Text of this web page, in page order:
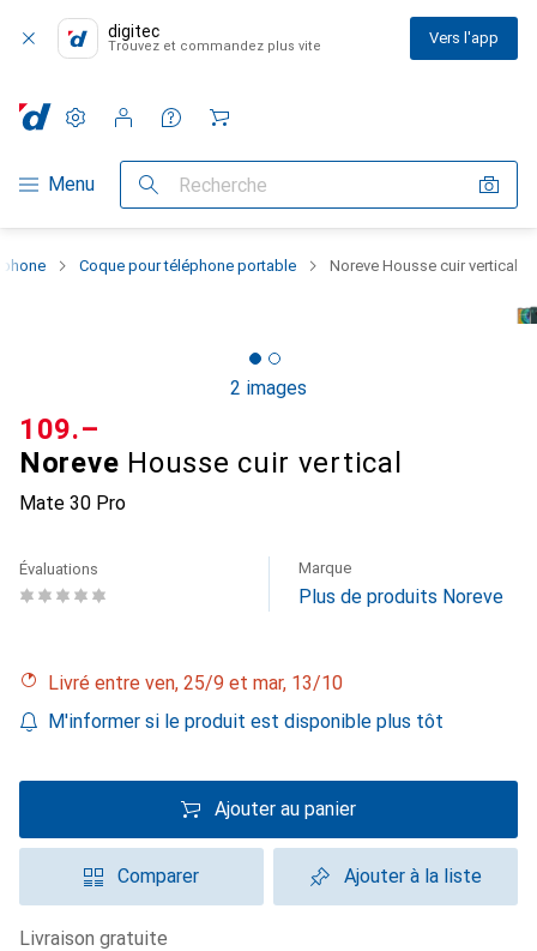
digitec
Trouvez et commandez plus vite Vers l'app
Navigation par catégorie
Menu Recherche
Paramètres
Compte client
Listes de comparaison
Listes d'envies
Panier
Coque pour téléphone portable Noreve Housse cuir vertical
2 images
Noreve Housse cuir vertical
Mate 30 Pro
CHF
109.–
Évaluations Marque
Plus de produits Noreve
Livré entre ven, 25/9 et mar, 13/10
M'informer si le produit est disponible plus tôt
Ajouter au panier
Comparer Ajouter à la liste
livraison gratuite